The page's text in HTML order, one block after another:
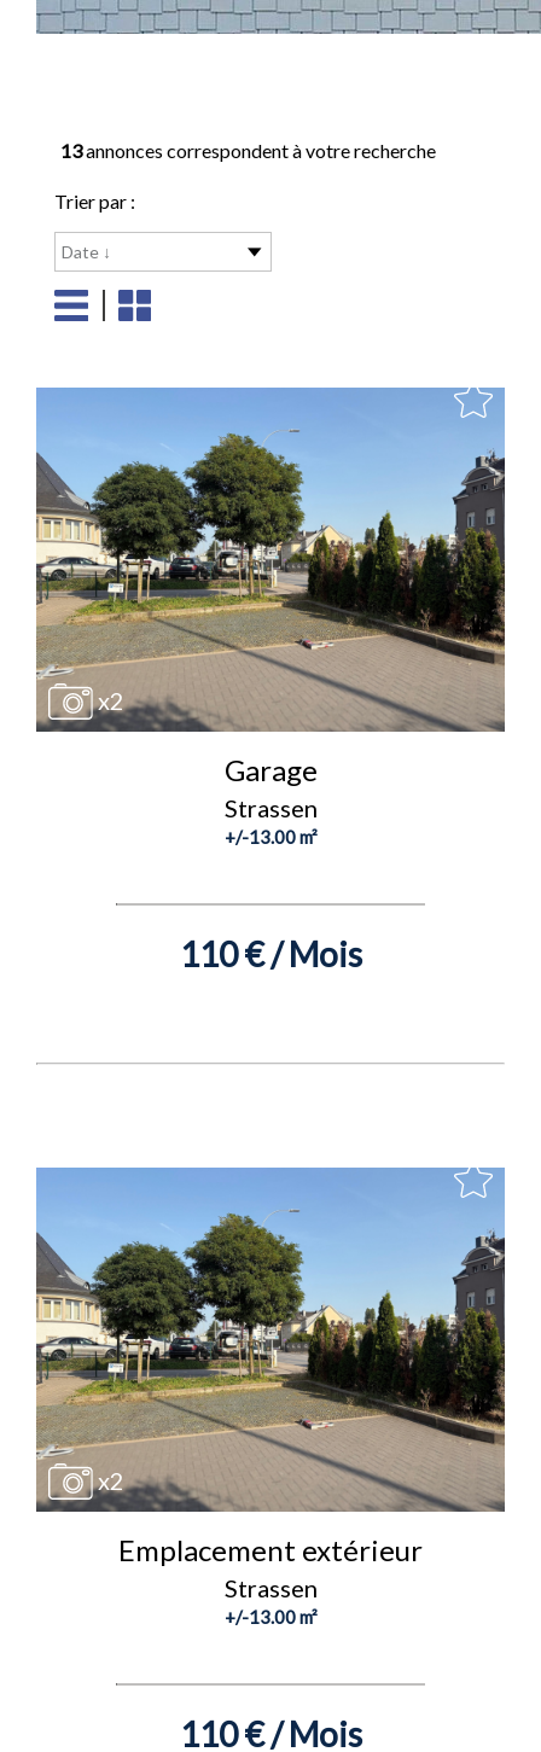
13annonces correspondent à votre recherche
Trier par :
Date ↓
x2
Garage
Strassen
+/-13.00 m²
110 € / Mois
x2
Emplacement extérieur
Strassen
+/-13.00 m²
110 € / Mois